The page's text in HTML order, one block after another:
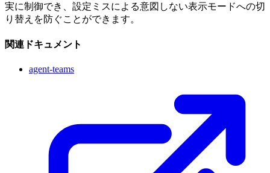
実に制御でき、設定ミスによる意図しない表示モードへの切
り替えを防ぐことができます。
関連ドキュメント
agent-teams